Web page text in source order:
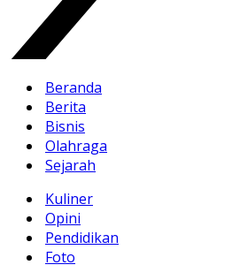
Beranda
Berita
Bisnis
Olahraga
Sejarah
Kuliner
Opini
Pendidikan
Foto